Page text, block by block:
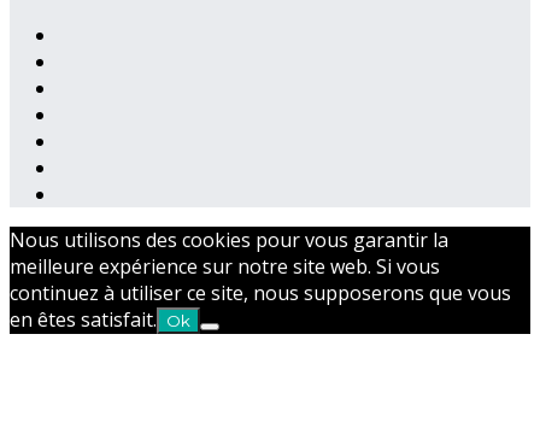
Nous utilisons des cookies pour vous garantir la
meilleure expérience sur notre site web. Si vous
continuez à utiliser ce site, nous supposerons que vous
en êtes satisfait.
Ok